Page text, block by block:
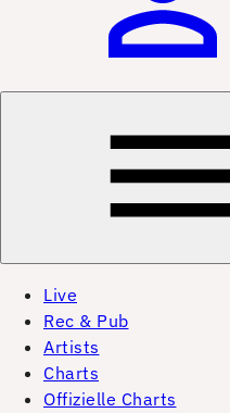
Live
Rec & Pub
Artists
Charts
Offizielle Charts